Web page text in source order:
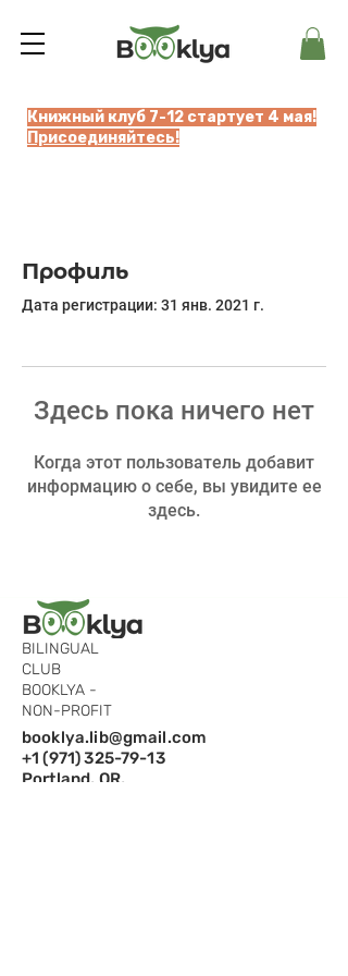
Книжный клуб 7-12 стартует 4 мая!
Присоединяйтесь!
Профиль
Дата регистрации: 31 янв. 2021 г.
Здесь пока ничего нет
Когда этот пользователь добавит
информацию о себе, вы увидите ее
здесь.
BILINGUAL
CLUB
BOOKLYA -
NON-PROFIT
booklya.lib@gmail.com
+1 (971) 325-79-13
Portland, OR,